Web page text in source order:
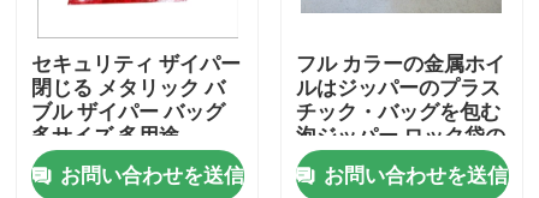
工場見学
品質管理
セキュリティ ザイパー
閉じる メタリック バ
ブル ザイパー バッグ
多サイズ 多用途
お問い合わせを送信
フル カラーの金属ホイ
ルはジッパーのプラス
チック・バッグを包む
泡ジッパー ロック袋の
化粧品にパッドを入れ
ましたお問い合わせを送信